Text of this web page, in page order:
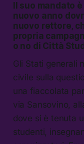
Il suo mandato
nuovo anno
nuovo rettore,
propria
o no di Città
Gli Stati generali
civile sulla
una fiaccolata
via Sansovino,
dove si è tenuta
studenti,